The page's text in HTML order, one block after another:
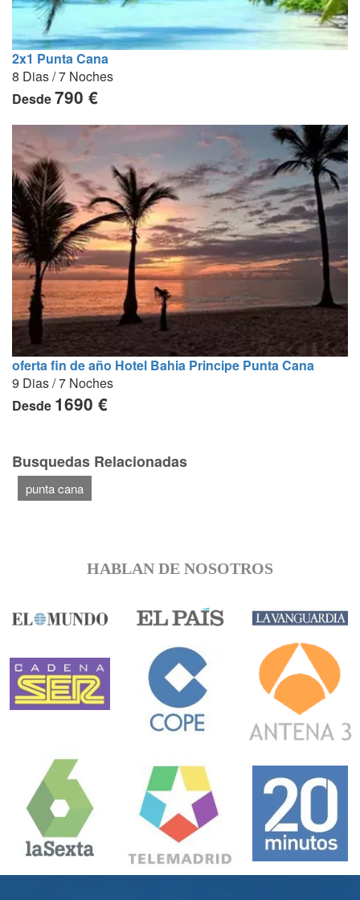
2x1 Punta Cana
8 Dias / 7 Noches
Desde790 €
oferta fin de año Hotel Bahia Principe Punta Cana
9 Dias / 7 Noches
Desde 1690 €
Busquedas Relacionadas
punta cana
HABLAN DE NOSOTROS